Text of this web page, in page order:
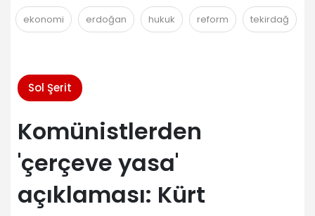
ekonomi erdoğan hukuk reform tekirdağ
Sol Şerit
Komünistlerden
'çerçeve yasa'
açıklaması: Kürt